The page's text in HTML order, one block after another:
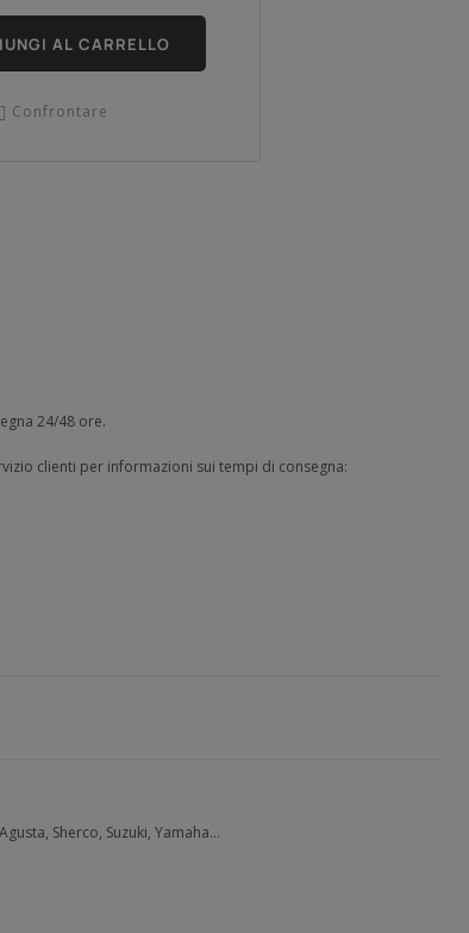
AL CARRELLO
Confrontare
24/48 ore.
clienti per informazioni sui tempi di consegna:
Sherco, Suzuki, Yamaha...